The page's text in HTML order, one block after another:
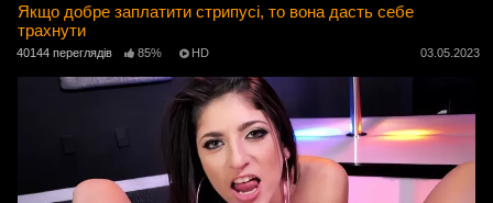
Якщо добре заплатити стрипусі, то вона дасть себе
трахнути
40144 переглядів 85% HD 03.05.2023